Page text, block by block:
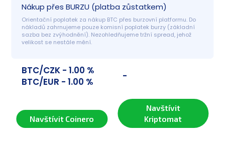
Nákup přes BURZU (platba zůstatkem)
Orientační poplatek za nákup BTC přes burzovní platformu. Do
nákladů zahrnujeme pouze komisní poplatek burzy (základní
sazba bez zvýhodnění). Nezohledňujeme tržní spread, jehož
velikost se nestále mění.
BTC/CZK - 1.00 %
BTC/EUR - 1.00 %
-
Navštívit Coinero
Navštívit
Kriptomat